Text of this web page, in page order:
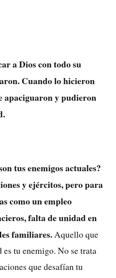
a Dios con todo su
Cuando lo hicieron
apaciguaron y pudieron
tus enemigos actuales?
y ejércitos, pero para
como un empleo
falta de unidad en
familiares.Aquello que
tu enemigo. No se trata
que desafían tu